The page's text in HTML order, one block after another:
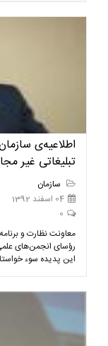
اطلاعیه‌ی
تبلیغاتی غیر
سازمان
04 اسفند 1392
0
معاونت نظارت و
رؤسای انجمن‌های
این پدیده سوء